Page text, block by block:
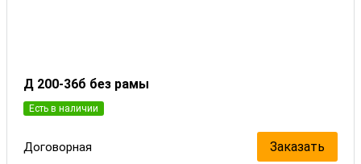
Д 200-36б без рамы
Есть в наличии
Договорная Заказать